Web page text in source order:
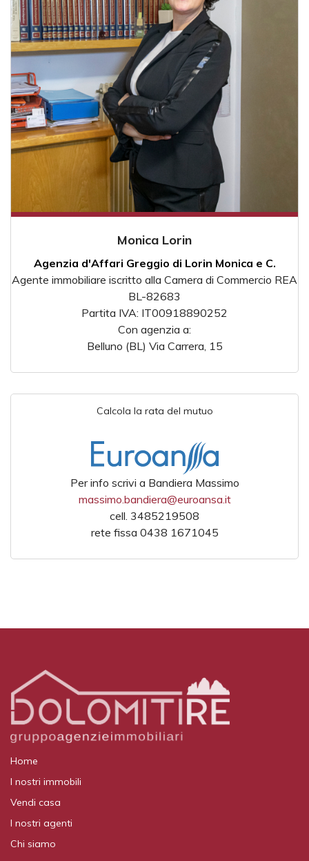
Monica Lorin
Agenzia d'Affari Greggio di Lorin Monica e C.
Agente immobiliare iscritto alla Camera di Commercio REA
BL-82683
Partita IVA: IT00918890252
Con agenzia a:
Belluno (BL) Via Carrera, 15
Calcola la rata del mutuo
Per info scrivi a Bandiera Massimo
massimo.bandiera@euroansa.it
cell. 3485219508
rete fissa 0438 1671045
Home
I nostri immobili
Vendi casa
I nostri agenti
Chi siamo